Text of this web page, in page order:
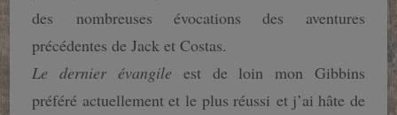
des nombreuses évocations des aventures
précédentes de Jack et Costas.
Le dernier évangile est de loin mon Gibbins
préféré actuellement et le plus réussi et j’ai hâte de